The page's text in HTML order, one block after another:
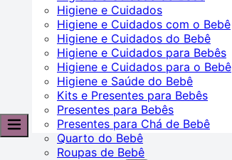
Higiene e Cuidados
Higiene e Cuidados com o Bebê
Higiene e Cuidados do Bebê
Higiene e Cuidados para Bebês
Higiene e Cuidados para o Bebê
Higiene e Saúde do Bebê
Kits e Presentes para Bebês
Presentes para Bebês
Presentes para Chá de Bebê
Quarto do Bebê
Roupas de Bebê